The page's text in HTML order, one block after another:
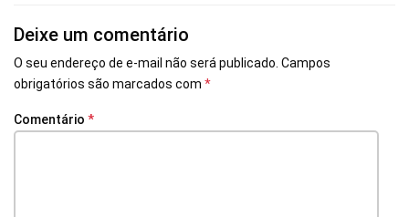
Deixe um comentário
O seu endereço de e-mail não será publicado. Campos
obrigatórios são marcados com *
Comentário *